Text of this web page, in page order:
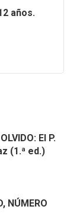
años.
El P.
(1.ª ed.)
NÚMERO